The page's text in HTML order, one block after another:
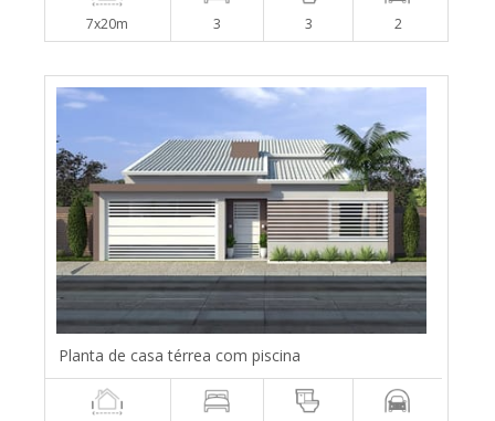
7x20m 3 3 2
Planta de casa térrea com piscina